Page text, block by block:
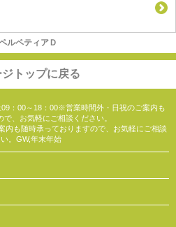
ルペティアＤ
トップに戻る
：00～18：00※営業時間外・日祝のご案内も
で、お気軽にご相談ください。
も随時承っておりますので、お気軽にご相談
い。GW,年末年始